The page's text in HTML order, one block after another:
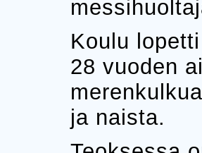
Koulu
28 vuoden
ja naista.